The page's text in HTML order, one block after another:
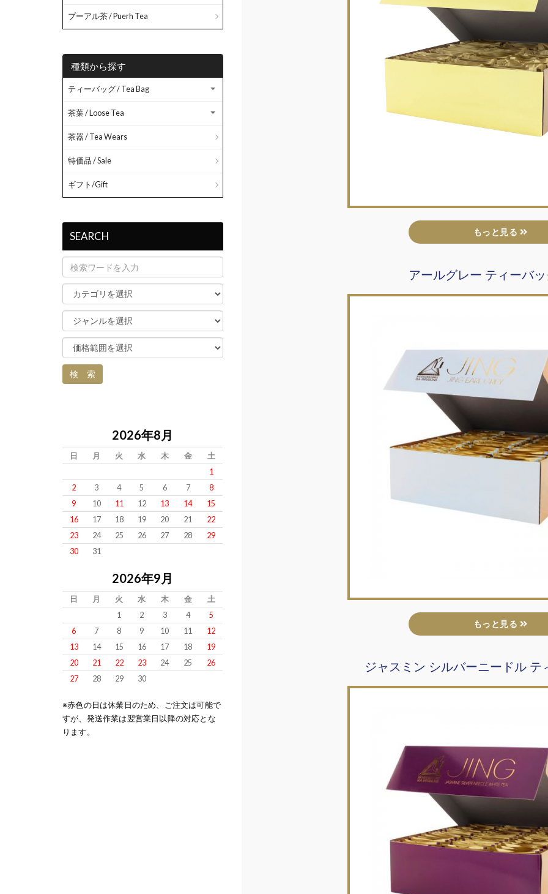
もっと見る
アールグレー ティーバ
もっと見る
ジャスミン シルバーニードル テ
プーアル茶 / Puerh Tea
種類から探す
ティーバッグ / Tea Bag
茶葉 / Loose Tea
茶器 / Tea Wears
特価品 / Sale
ギフト/Gift
SEARCH
2026年8月
日 月 火 水 木 金
土
1
2
3 4 5 6 7
8
9
10 11 12 13 14
15
16
17 18 19 20 21
22
23
24 25 26 27 28
29
30
31
2026年9月
日 月 火 水 木 金
土
1
2 3 4
5
6
7 8 9 10 11
12
13
14 15 16 17 18
19
20
21 22 23 24 25
26
27
28 29 30
※赤色の日は休業日のため、ご注文は可能で
すが、発送作業は翌営業日以降の対応とな
ります。